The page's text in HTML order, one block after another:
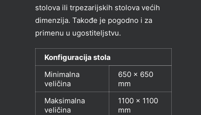
stolova ili trpezarijskih stolova većih
dimenzija. Takođe je pogodno i za
primenu u ugostiteljstvu.
Konfiguracija stola
Minimalna
veličina
650 x 650
mm
Maksimalna
veličina
1100 x 1100
mm